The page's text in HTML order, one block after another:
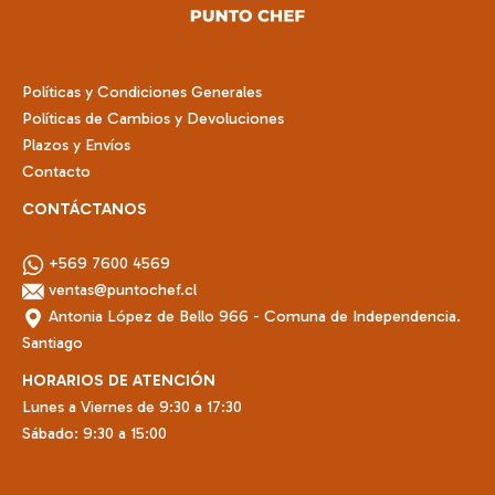
Políticas y Condiciones Generales
Políticas de Cambios y Devoluciones
Plazos y Envíos
Contacto
CONTÁCTANOS
+569 7600 4569
ventas@puntochef.cl
Antonia López de Bello 966 - Comuna de Independencia.
Santiago
HORARIOS DE ATENCIÓN
Lunes a Viernes de 9:30 a 17:30
Sábado: 9:30 a 15:00